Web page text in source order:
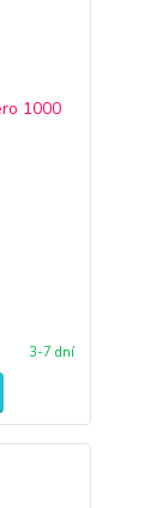
3-7 dní